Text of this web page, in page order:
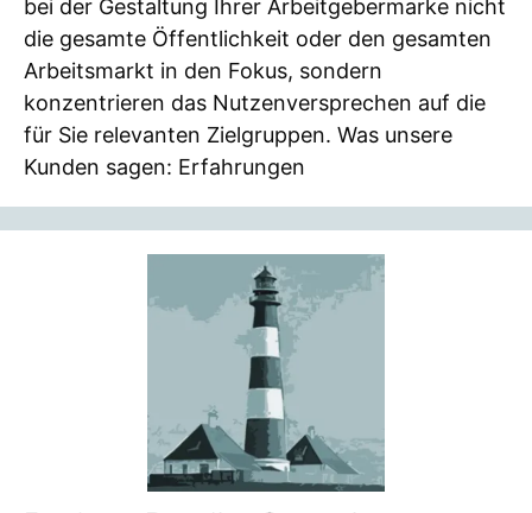
bei der Gestaltung Ihrer Arbeitgebermarke nicht
die gesamte Öffentlichkeit oder den gesamten
Arbeitsmarkt in den Fokus, sondern
konzentrieren das Nutzenversprechen auf die
für Sie relevanten Zielgruppen. Was unsere
Kunden sagen: Erfahrungen